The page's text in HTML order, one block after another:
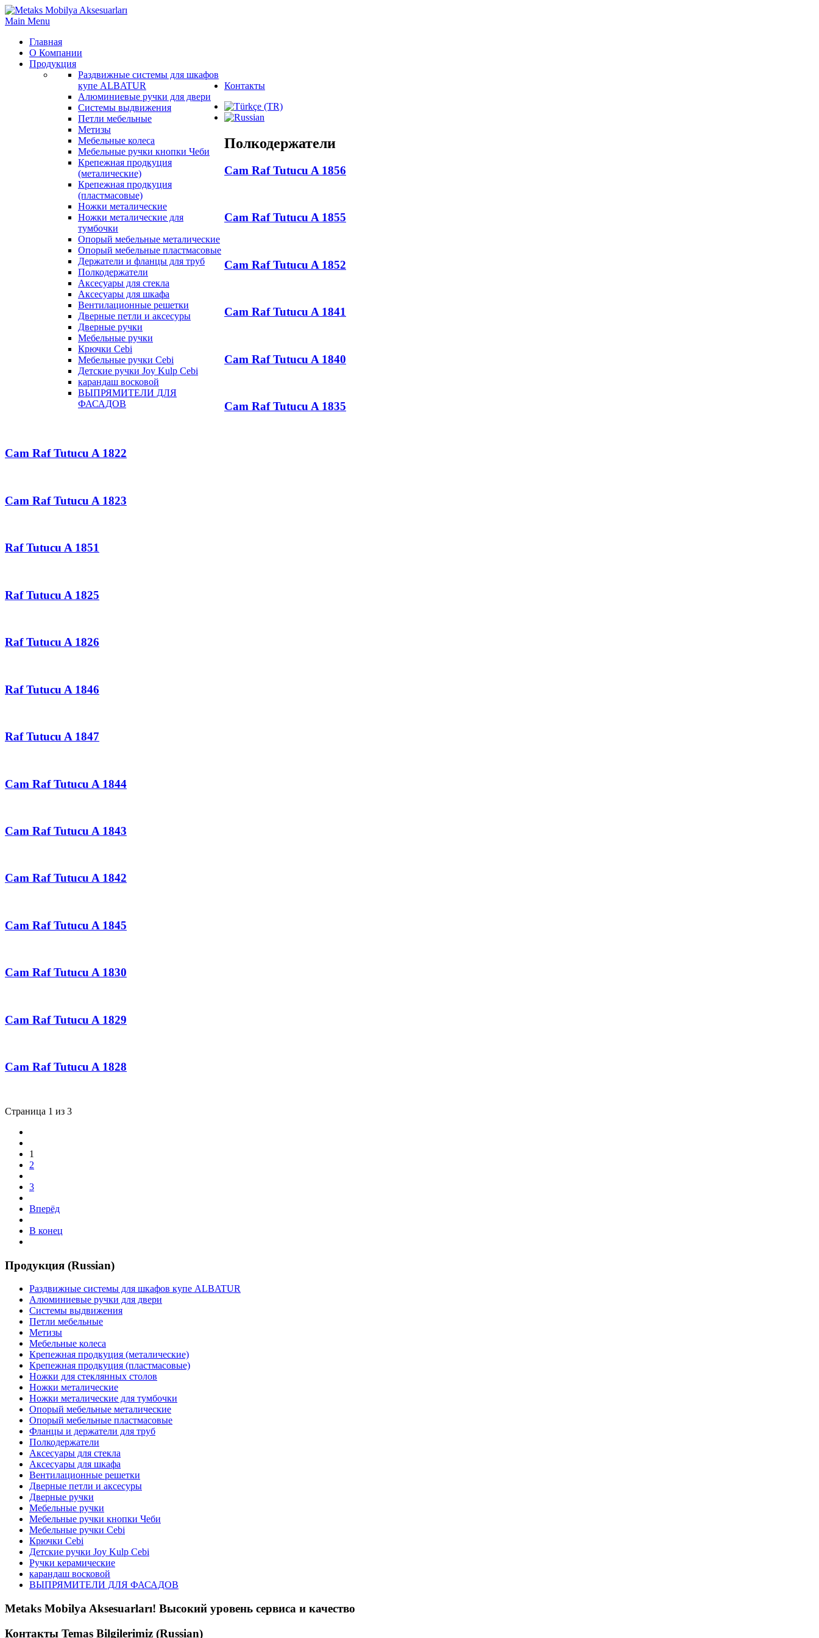
Main Menu
Главная
О Компании
Продукция
Раздвижные системы для шкафов
купе ALBATUR
Алюминиевые ручки для двери
Системы выдвижения
Петли мебельные
Метизы
Мебельные колеса
Мебельные ручки кнопки Чеби
Крепежная продкуция
(металические)
Крепежная продкуция
(пластмасовые)
Ножки‏ металические
Ножки‏ металические для
тумбочки
Опорый мебельные металические
Опорый мебельные пластмасовые
Держатели и фланцы для труб
Полкодержатели
Аксесуары для стекла
Аксесуары для шкафа
Вентилационные решетки
Дверные петли и аксесуры
Дверные ручки
Мебельные ручки
Крючки Cebi
Мебельные ручки Cebi
Детские ручки Joy Kulp Cebi
карандаш восковой
ВЫПРЯМИТЕЛИ ДЛЯ
ФАСАДОВ
Контакты
Полкодержатели
Cam Raf Tutucu A 1856
Cam Raf Tutucu A 1855
Cam Raf Tutucu A 1852
Cam Raf Tutucu A 1841
Cam Raf Tutucu A 1840
Cam Raf Tutucu A 1835
Cam Raf Tutucu A 1822
Cam Raf Tutucu A 1823
Raf Tutucu A 1851
Raf Tutucu A 1825
Raf Tutucu A 1826
Raf Tutucu A 1846
Raf Tutucu A 1847
Cam Raf Tutucu A 1844
Cam Raf Tutucu A 1843
Cam Raf Tutucu A 1842
Cam Raf Tutucu A 1845
Cam Raf Tutucu A 1830
Cam Raf Tutucu A 1829
Cam Raf Tutucu A 1828
Страница 1 из 3
1
2
3
Вперёд
В конец
Продукция (Russian)
Раздвижные системы для шкафов купе ALBATUR
Алюминиевые ручки для двери
Системы выдвижения
Петли мебельные
Метизы
Мебельные колеса
Крепежная продкуция (металические)
Крепежная продкуция (пластмасовые)
Ножки‏ металические
Ножки‏ металические для тумбочки
Полкодержатели
Аксесуары для стекла
Аксесуары для шкафа
Вентилационные решетки
Дверные петли и аксесуры
Дверные ручки
Мебельные ручки
Мебельные ручки кнопки Чеби
Мебельные ручки Cebi
Крючки Cebi
Детские ручки Joy Kulp Cebi
Ручки керамические
карандаш восковой
ВЫПРЯМИТЕЛИ ДЛЯ ФАСАДОВ
Metaks Mobilya Aksesuarları! Высокий уровень сервиса и качество
Контакты Temas Bilgilerimiz (Russian)